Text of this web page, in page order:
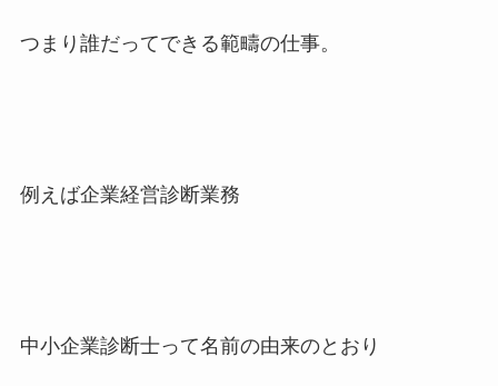
つまり誰だってできる範疇の仕事。
例えば企業経営診断業務
中小企業診断士って名前の由来のとおり